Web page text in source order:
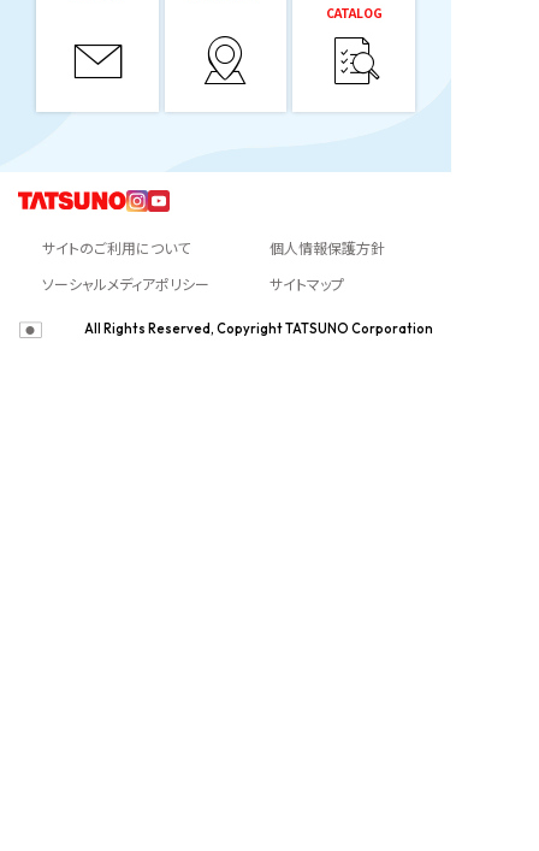
CATALOG
サイトのご利用について
ソーシャルメディアポリシー
個人情報保護方針
サイトマップ
All Rights Reserved, Copyright TATSUNO Corporation